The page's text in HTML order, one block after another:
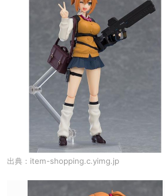
出典： item-shopping.c.yimg.jp